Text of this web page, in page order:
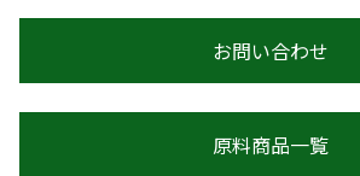
お問い合わせ
原料商品一覧